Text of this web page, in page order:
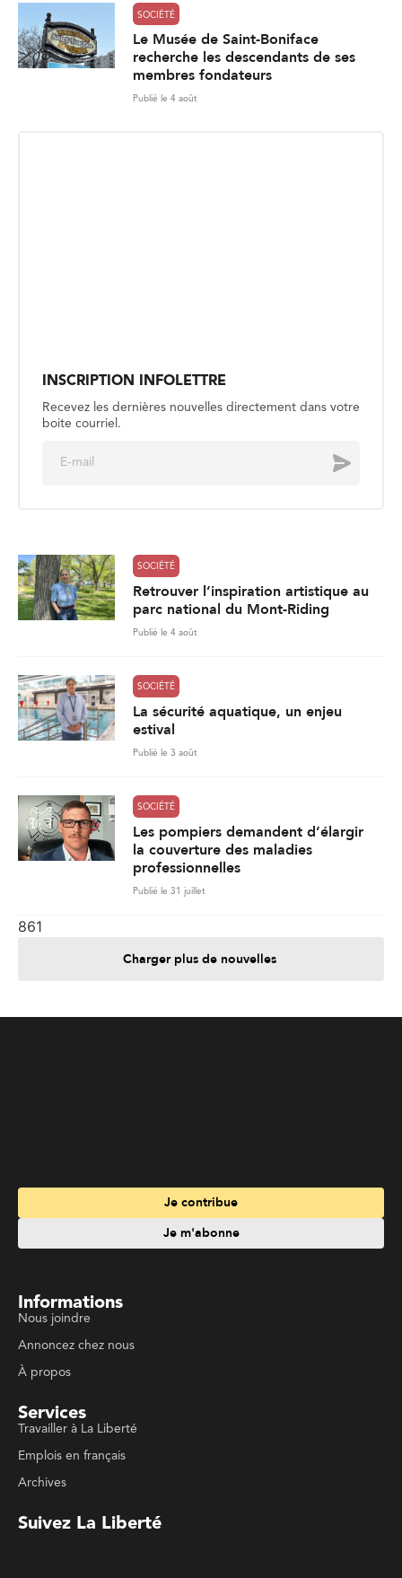
SOCIÉTÉ
Le Musée de Saint-Boniface
recherche les descendants de ses
membres fondateurs
Publié le 4 août
l
Retrouver l’inspiration artistique au
La sécurité aquatique, un enjeu
estival
Publié le 3 août
Les pompiers demandent d’élargir
la couverture des maladies
professionnelles
Publié le 31 juillet
Charger plus de nouvelles
Je contribue
Services
Suivez La Liberté
Code de conduite
Politique de confidentialité
Politique de droits d'auteurs
La Liberté © 2023